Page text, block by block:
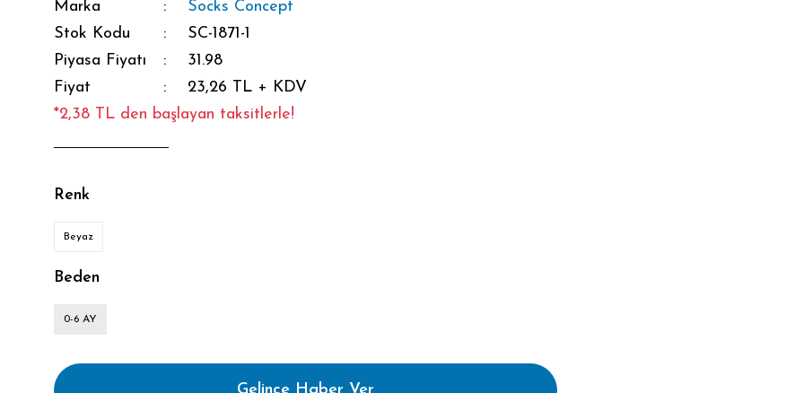
Marka
Socks Concept
Stok Kodu
SC-1871-1
Piyasa Fiyatı
31.98
Fiyat
23,26 TL + KDV
*2,38 TL den başlayan taksitlerle!
Renk
Beyaz
Beden
0-6 AY